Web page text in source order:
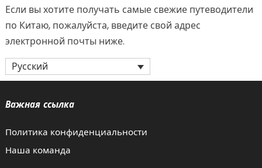
Если вы хотите получать самые свежие путеводители
по Китаю, пожалуйста, введите свой адрес
электронной почты ниже.
Русский
Важная ссылка
Политика конфиденциальности
Наша команда